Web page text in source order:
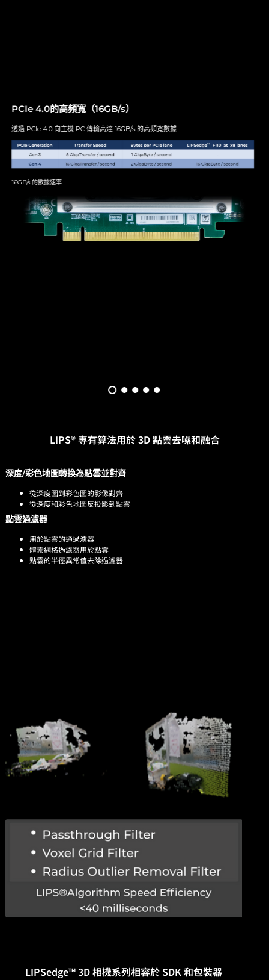
PCIe 4.0的高頻寬（16GB/s）
透過 PCIe 4.0 向主機 PC 傳輸高達 16GB/s 的高頻寬數據
16GB/s 的數據速率
LIPS® 專有算法用於 3D 點雲去噪和融合
深度/彩色地圖轉換為點雲並對齊
從深度圖到彩色圖的影像對齊
從深度和彩色地圖反投影到點雲
點雲過濾器
用於點雲的通過濾器
體素網格過濾器用於點雲
點雲的半徑異常值去除過濾器
LIPSedge™ 3D 相機系列相容於 SDK 和包裝器